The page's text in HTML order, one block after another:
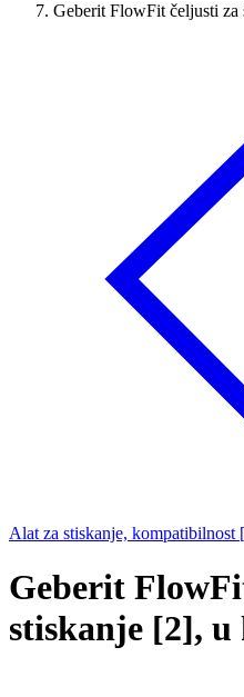
Geberit FlowFit čeljusti za
Alat za stiskanje, kompatibilnost
Geberit
stiskanje [2], u